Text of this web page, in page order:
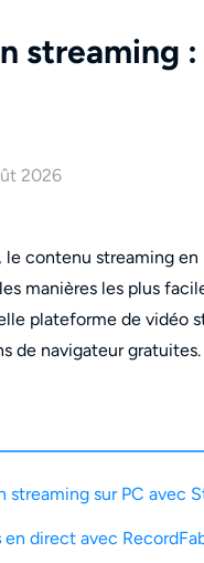
streaming
2026
contenu streaming
manières les plus
plateforme de vidéo
de navigateur gratuites.
streaming sur PC avec
en direct avec